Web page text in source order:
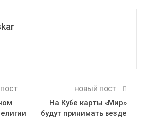
НОВЫЙ ПОСТ
На Кубе карты «Мир»
будут принимать везде